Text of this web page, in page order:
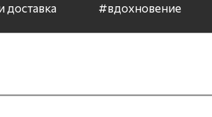
доставка #вдохновение